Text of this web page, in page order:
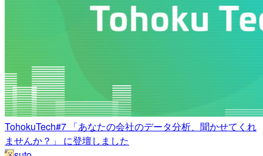
TohokuTech#7 「あなたの会社のデータ分析、聞かせてくれ
ませんか？」 に登壇しました